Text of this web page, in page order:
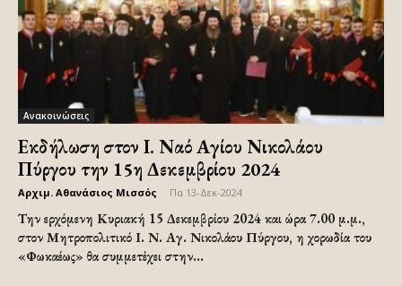
Ανακοινώσεις
Εκδήλωση στον Ι. Ναό Αγίου Νικολάου
Πύργου την 15η Δεκεμβρίου 2024
Αρχιμ. Αθανάσιος Μισσός Πα 13-Δεκ-2024
Την ερχόμενη Κυριακή 15 Δεκεμβρίου 2024 και ώρα 7.00 μ.μ.,
στον Μητροπολιτικό Ι. Ν. Αγ. Νικολάου Πύργου, η χορωδία του
«Φωκαέως» θα συμμετέχει στην...